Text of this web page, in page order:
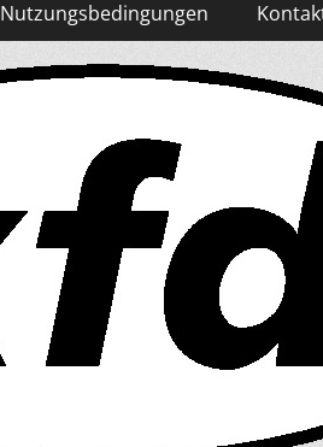
Nutzungsbedingungen